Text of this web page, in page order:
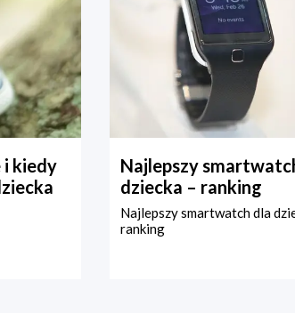
i kiedy
Najlepszy
dziecka – ranking
Najlepszy smartwatch dla
ranking